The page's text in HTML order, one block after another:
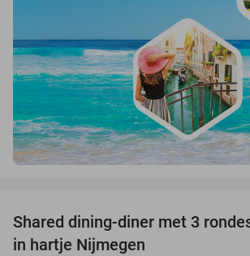
Shared dining-diner met 3
in hartje Nijmegen